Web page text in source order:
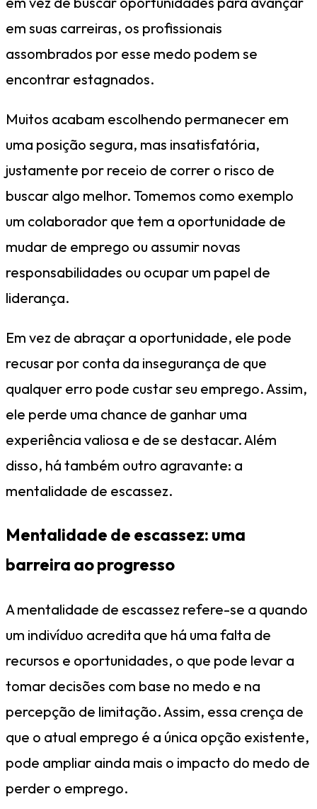
em suas carreiras, os profissionais
assombrados por esse medo podem se
encontrar estagnados.
Muitos acabam escolhendo permanecer em
uma posição segura, mas insatisfatória,
justamente por receio de correr o risco de
buscar algo melhor. Tomemos como exemplo
um colaborador que tem a oportunidade de
mudar de emprego ou assumir novas
responsabilidades ou ocupar um papel de
liderança.
Em vez de abraçar a oportunidade, ele pode
recusar por conta da insegurança de que
qualquer erro pode custar seu emprego. Assim,
ele perde uma chance de ganhar uma
experiência valiosa e de se destacar. Além
disso, há também outro agravante: a
mentalidade de escassez.
Mentalidade de escassez: uma
barreira ao progresso
A mentalidade de escassez refere-se a quando
um indivíduo acredita que há uma falta de
recursos e oportunidades, o que pode levar a
tomar decisões com base no medo e na
percepção de limitação. Assim, essa crença de
que o atual emprego é a única opção existente,
pode ampliar ainda mais o impacto do medo de
perder o emprego.